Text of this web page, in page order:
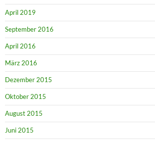
April 2019
September 2016
April 2016
März 2016
Dezember 2015
Oktober 2015
August 2015
Juni 2015